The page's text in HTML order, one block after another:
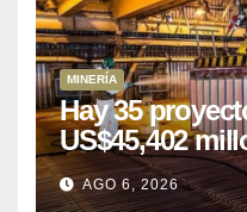
MINERÍA
Hay 35
US$45,402
puede
AGO 6, 2026